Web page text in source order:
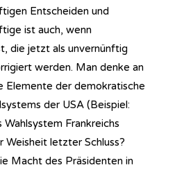
Entscheiden und
ist auch, wenn
die jetzt als unvernünftig
werden. Man denke an
Elemente der demokratische
der USA (Beispiel:
Wahlsystem Frankreichs
letzter Schluss?
Macht des Präsidenten in